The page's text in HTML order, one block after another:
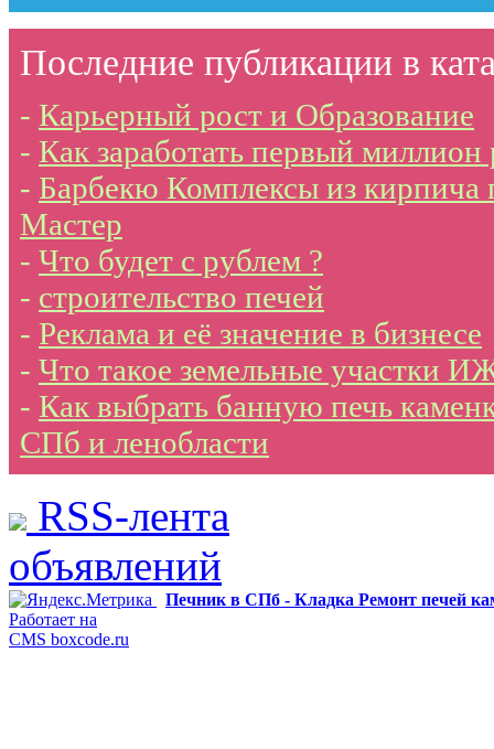
Последние публикации в
- Карьерный рост и Образование
- Как заработать первый миллион
- Барбекю Комплексы из
Мастер
- Что будет с рублем ?
- строительство печей
- Реклама и её значение в бизнесе
- Что такое земельные участки
- Как выбрать банную печь
СПб и ленобласти
RSS-лента
объявлений
Печник в СПб - Кладка Ремонт печей
Работает на
CMS boxcode.ru